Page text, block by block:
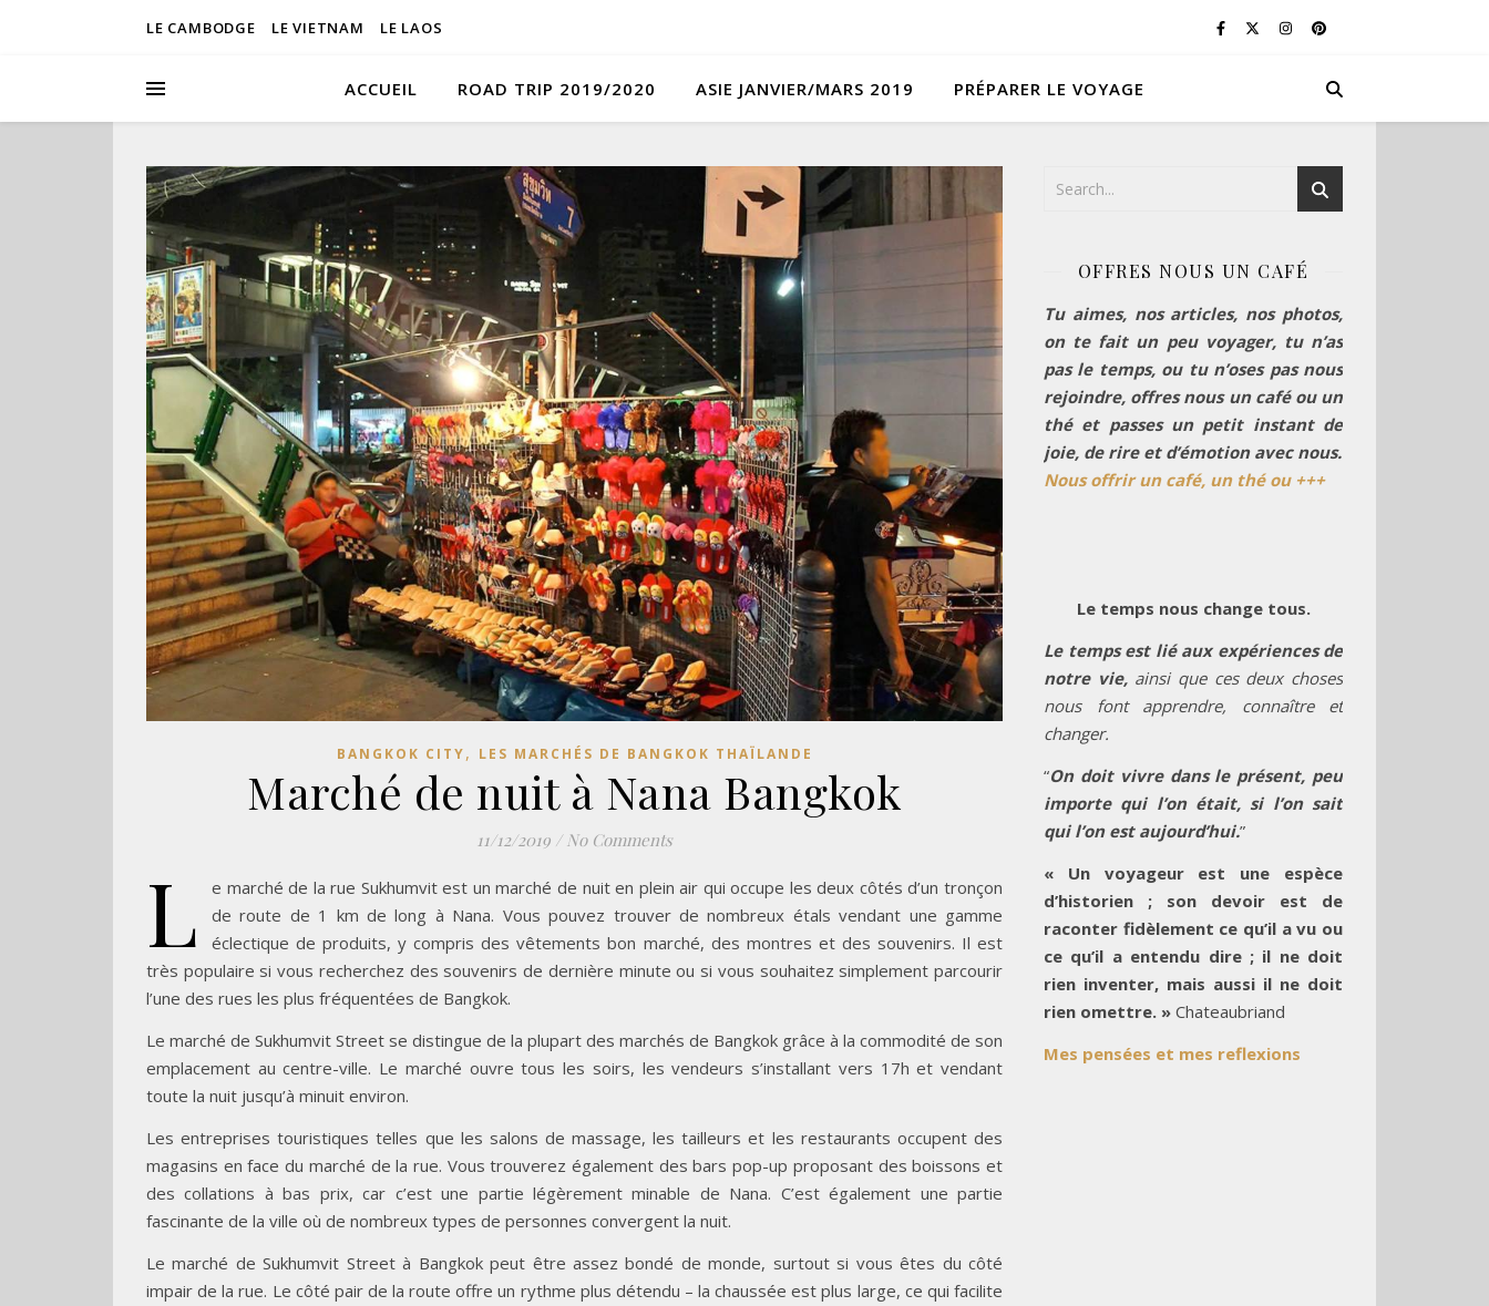
LE CAMBODGE LE VIETNAM LE LAOS
ACCUEIL ROAD TRIP 2019/2020 ASIE JANVIER/MARS 2019 PRÉPARER LE VOYAGE
BANGKOK CITY, LES MARCHÉS DE BANGKOK THAÏLANDE
Marché de nuit à Nana Bangkok
11/12/2019 / No Comments
L
e marché de la rue Sukhumvit est un marché de nuit en plein air qui occupe les deux côtés d’un tronçon
de route de 1 km de long à Nana. Vous pouvez trouver de nombreux étals vendant une gamme
éclectique de produits, y compris des vêtements bon marché, des montres et des souvenirs. Il est
très populaire si vous recherchez des souvenirs de dernière minute ou si vous souhaitez simplement parcourir
l’une des rues les plus fréquentées de Bangkok.
Le marché de Sukhumvit Street se distingue de la plupart des marchés de Bangkok grâce à la commodité de son
emplacement au centre-ville. Le marché ouvre tous les soirs, les vendeurs s’installant vers 17h et vendant
toute la nuit jusqu’à minuit environ.
Les entreprises touristiques telles que les salons de massage, les tailleurs et les restaurants occupent des
magasins en face du marché de la rue. Vous trouverez également des bars pop-up proposant des boissons et
des collations à bas prix, car c’est une partie légèrement minable de Nana. C’est également une partie
fascinante de la ville où de nombreux types de personnes convergent la nuit.
Le marché de Sukhumvit Street à Bangkok peut être assez bondé de monde, surtout si vous êtes du côté
impair de la rue. Le côté pair de la route offre un rythme plus détendu – la chaussée est plus large, ce qui facilite
OFFRES NOUS UN CAFÉ
Tu aimes, nos articles, nos photos,
on te fait un peu voyager, tu n’as
pas le temps, ou tu n’oses pas nous
rejoindre, offres nous un café ou un
thé et passes un petit instant de
joie, de rire et d’émotion avec nous.
Nous offrir un café, un thé ou +++
Le temps nous change tous.
Le temps est lié aux expériences de
notre vie, ainsi que ces deux choses
nous font apprendre, connaître et
changer.
“On doit vivre dans le présent, peu
importe qui l’on était, si l’on sait
qui l’on est aujourd’hui.”
« Un voyageur est une espèce
d’historien ; son devoir est de
raconter fidèlement ce qu’il a vu ou
ce qu’il a entendu dire ; il ne doit
rien inventer, mais aussi il ne doit
rien omettre. » Chateaubriand
Mes pensées et mes reflexions